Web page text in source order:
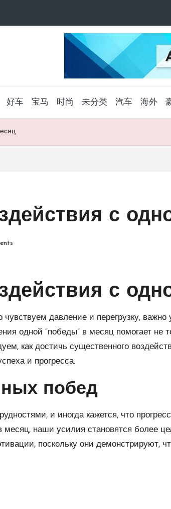
好车 宝马 时尚 未分类 汽车 海外
с
с
давление и перегрузку,
одной “победы” в месяц помогает
как достичь существенного
и прогресса.
побед
и иногда кажется, что
месяц, наши усилия становятся более
поскольку они демонстрируют,